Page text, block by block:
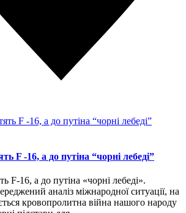
F -16, а до путіна “чорні лебеді”
F-16, а до путіна «чорні лебеді».
аналіз міжнародної ситуації, на
кровопролитна війна нашого народу